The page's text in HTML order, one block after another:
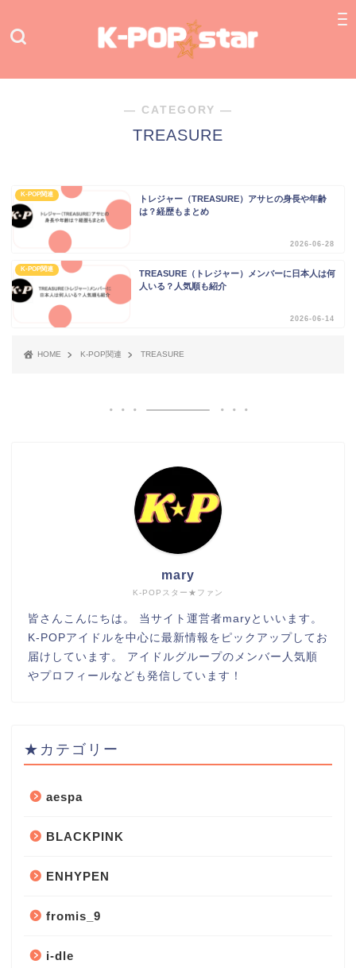
― CATEGORY ―
TREASURE
K-POP関連
トレジャー（TREASURE）アサヒの身長や年齢
は？経歴もまとめ
2026-06-28
K-POP関連
TREASURE（トレジャー）メンバーに日本人は何
人いる？人気順も紹介
2026-06-14
HOME K-POP関連 TREASURE
K-POPスター★ファン
mary
皆さんこんにちは。 当サイト運営者maryといいます。
K-POPアイドルを中心に最新情報をピックアップしてお
届けしています。 アイドルグループのメンバー人気順
やプロフィールなども発信しています！
★カテゴリー
aespa
BLACKPINK
ENHYPEN
fromis_9
i-dle